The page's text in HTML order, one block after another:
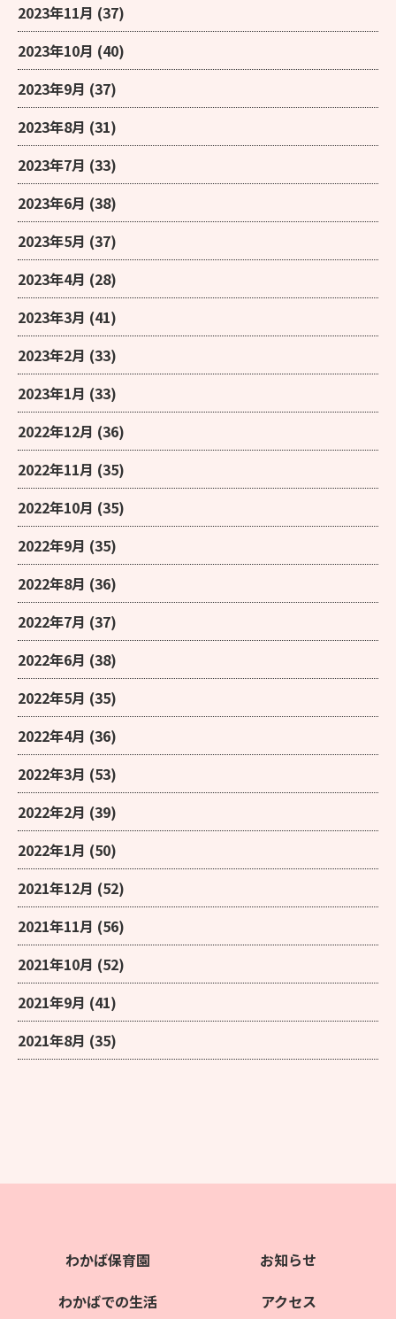
2023年11月 (37)
2023年10月 (40)
2023年9月 (37)
2023年8月 (31)
2023年7月 (33)
2023年6月 (38)
2023年5月 (37)
2023年4月 (28)
2023年3月 (41)
2023年2月 (33)
2023年1月 (33)
2022年12月 (36)
2022年11月 (35)
2022年10月 (35)
2022年9月 (35)
2022年8月 (36)
2022年7月 (37)
2022年6月 (38)
2022年5月 (35)
2022年4月 (36)
2022年3月 (53)
2022年2月 (39)
2022年1月 (50)
2021年12月 (52)
2021年11月 (56)
2021年10月 (52)
2021年9月 (41)
2021年8月 (35)
わかば保育園
わかばでの生活
お知らせ
アクセス